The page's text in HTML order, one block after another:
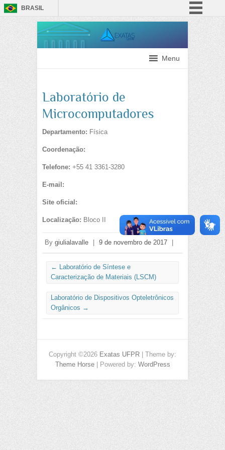
BRASIL
ParticipeMenu
Laboratório de
Microcomputadores
Departamento: Física
Coordenação:
Telefone: +55 41 3361-3280
E-mail:
Site oficial:
Localização: Bloco II
By giulialavalle | 9 de novembro de 2017 |
← Laboratório de Síntese e
Caracterização de Materiais (LSCM)
Laboratório de Dispositivos Opteletrônicos
Orgânicos →
Copyright ©2026 Exatas UFPR | Theme by:
Theme Horse| Powered by: WordPress